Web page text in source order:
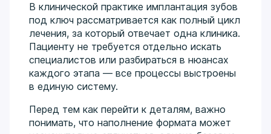
В клинической практике имплантация зубов
под ключ рассматривается как полный цикл
лечения, за который отвечает одна клиника.
Пациенту не требуется отдельно искать
специалистов или разбираться в нюансах
каждого этапа — все процессы выстроены
в единую систему.
Перед тем как перейти к деталям, важно
понимать, что наполнение формата может